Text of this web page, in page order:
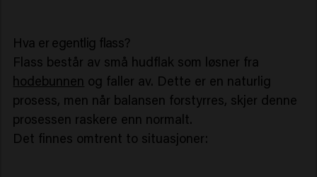
Hva er egentlig flass?
Flass består av små hudflak som løsner fra
hodebunnen og faller av. Dette er en naturlig
prosess, men når balansen forstyrres, skjer denne
prosessen raskere enn normalt.
Det finnes omtrent to situasjoner: